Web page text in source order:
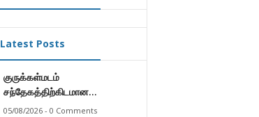
Latest Posts
குருக்கள்மடம்
சந்தேகத்திற்கிடமான
மனிதப்புதைகுழி தொடர்பான
05/08/2026 - 0 Comments